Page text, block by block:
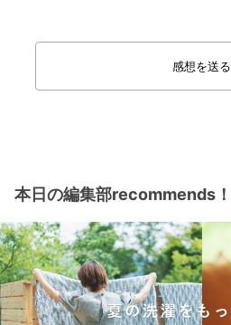
感想を送る
本日の編集部recommends！